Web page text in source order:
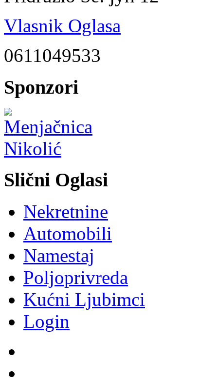
Vlasnik Oglasa
0611049533
Sponzori
Slični Oglasi
Nekretnine
Automobili
Namestaj
Poljoprivreda
Kućni Ljubimci
Login